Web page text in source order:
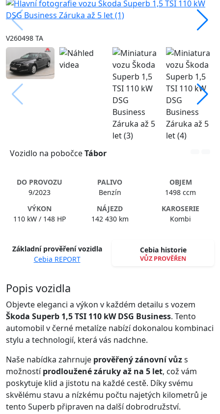
V260498 TA
Vozidlo na pobočceTábor
DO PROVOZU
9/2023
PALIVO
Benzín
OBJEM
1498 ccm
VÝKON
110 kW / 148 HP
NÁJEZD
142 430 km
KAROSERIE
Kombi
Základní prověření vozidla
Cebia REPORT
Cebia historie
VŮZ PROVĚŘEN
Spustit video
Popis vozidla
Objevte eleganci a výkon v každém detailu s vozem
Škoda Superb 1,5 TSI 110 kW DSG Business. Tento
automobil v černé metalíze nabízí dokonalou kombinaci
stylu a technologií, která vás nadchne.
Naše nabídka zahrnuje prověřený zánovní vůzs
možnostíprodloužené záruky až na 5 let, což vám
poskytuje klid a jistotu na každé cestě. Díky svému
skvělému stavu a nízkému počtu najetých kilometrů je
tento Superb připraven na další dobrodružství.